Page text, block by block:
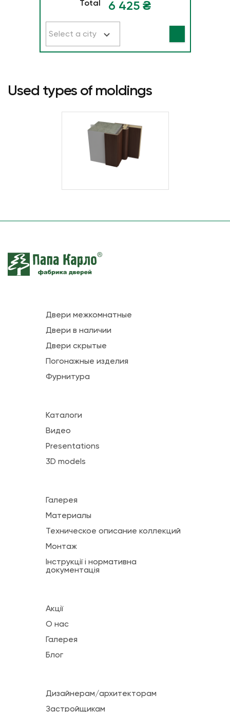
Total 6 425₴
Select a city
Used types of moldings
Двери межкомнатные
Двери в наличии
Двери скрытые
Погонажные изделия
Фурнитура
Каталоги
Видео
Presentations
3D models
Галерея
Материалы
Техническое описание коллекций
Монтаж
Інструкції і нормативна
документація
Акції
О нас
Галерея
Блог
Дизайнерам/архитекторам
Застройщикам